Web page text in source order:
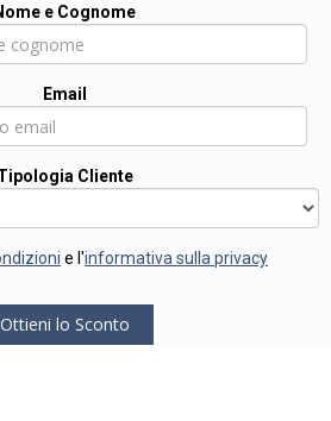
e Cognome
Email
Cliente
e l'informativa sulla privacy
Ottieni lo Sconto